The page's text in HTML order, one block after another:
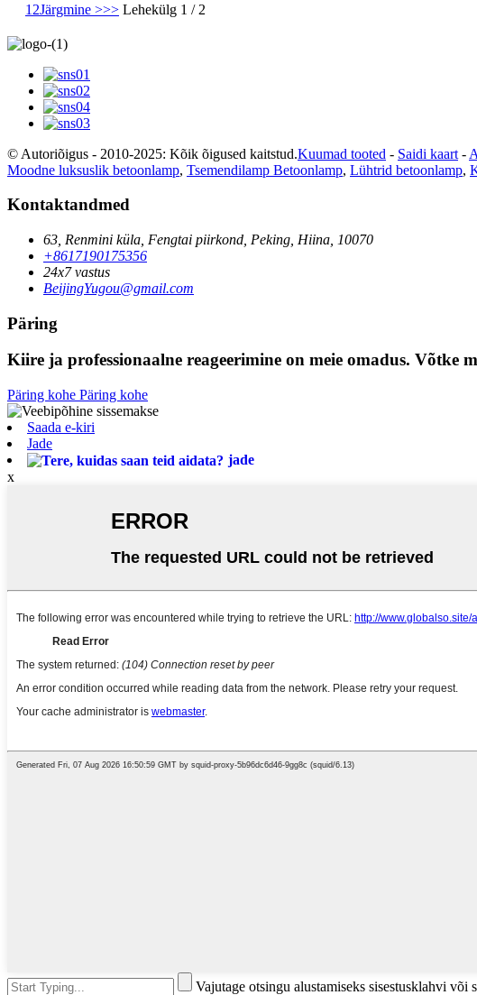
1 2Järgmine >>> Lehekülg 1 / 2
© Autoriõigus - 2010-2025: Kõik õigused kaitstud.Kuumad tooted - Saidi kaart -
Moodne luksuslik betoonlamp, Tsemendilamp Betoonlamp, Lühtrid betoonlamp,
Kontaktandmed
63, Renmini küla, Fengtai piirkond, Peking, Hiina, 10070
+8617190175356
24x7 vastus
BeijingYugou@gmail.com
Päring
Kiire ja professionaalne reageerimine on meie omadus. Võtke
Päring kohe Päring kohe
Saada e-kiri
Jade
jade
x
Vajutage otsingu alustamiseks sisestusklahvi või